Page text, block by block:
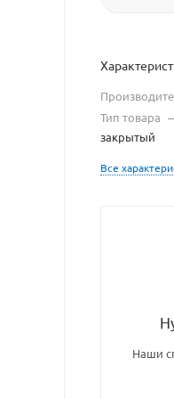
Тип товара
закрытый
Все
Наши